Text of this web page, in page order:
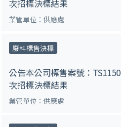
次招標決標結果
業管單位：供應處
廢料標售決標
公告本公司標售案號：
次招標決標結果
業管單位：供應處